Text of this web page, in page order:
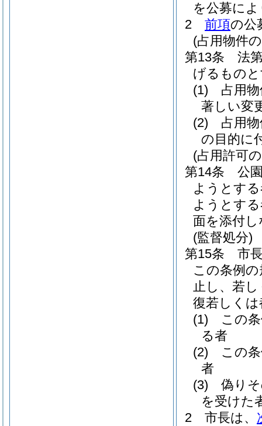
を公募に
2
前項の公
(占用物件
第13条
法
げるもの
(1)
占用
著しい変
(2)
占用
の目的に
(占用許可
第14条
公
ようとす
ようとす
面を添付
(監督処分)
第15条
市
この条例
止し、若
復若しく
(1)
この
る者
(2)
この
者
(3)
偽り
を受けた
2
市長は、